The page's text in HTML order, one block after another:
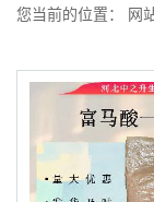
您当前的位置： 网